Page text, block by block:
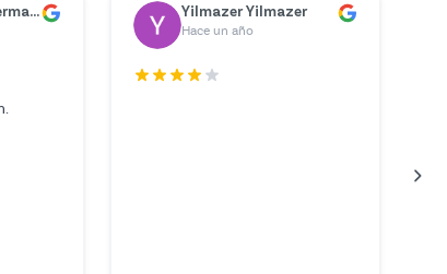
y no
Günter Kunze
Hace un año